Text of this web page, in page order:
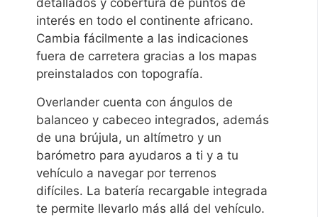
detallados y cobertura de puntos de
interés en todo el continente africano.
Cambia fácilmente a las indicaciones
fuera de carretera gracias a los mapas
preinstalados con topografía.
Overlander cuenta con ángulos de
balanceo y cabeceo integrados, además
de una brújula, un altímetro y un
barómetro para ayudaros a ti y a tu
vehículo a navegar por terrenos
difíciles. La batería recargable integrada
te permite llevarlo más allá del vehículo.